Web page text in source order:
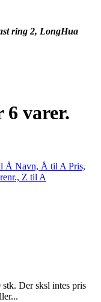
ring 2, LongHua
6 varer.
Å Navn, Å til A Pris,
Z til A
Der sksl intes pris